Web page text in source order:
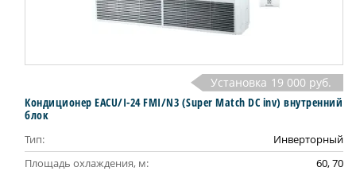
Установка 19 000 руб.
Кондиционер EACU/I-24 FMI/N3 (Super Match DC inv) внутренний
блок
Тип:
Инверторный
Площадь охлаждения, м:
60, 70